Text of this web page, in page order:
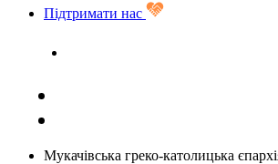
Підтримати нас
Мукачівська греко-католицька